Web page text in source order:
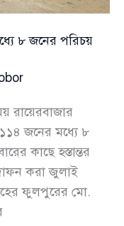
৮ জনের পরিচয়
রায়েরবাজার
জনের মধ্যে ৮
কাছে হস্তান্তর
করা জুলাই
ফুলপুরের মো.